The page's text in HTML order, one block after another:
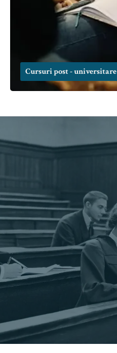
Cursuri post - universitare